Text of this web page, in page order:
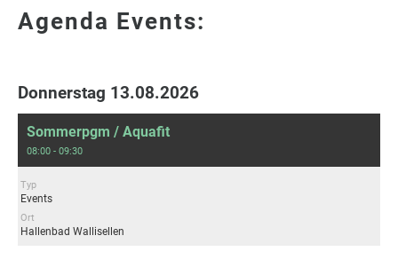
Agenda Events:
Donnerstag 13.08.2026
Sommerpgm / Aquafit
08:00 - 09:30
Typ
Events
Ort
Hallenbad Wallisellen